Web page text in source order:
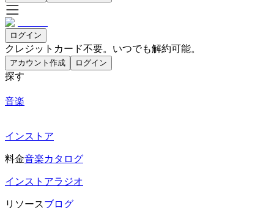
ログイン
クレジットカード不要。いつでも解約可能。
アカウント作成 ログイン
探す
音楽
インストア
料金音楽カタログ
インストアラジオ
リソースブログ